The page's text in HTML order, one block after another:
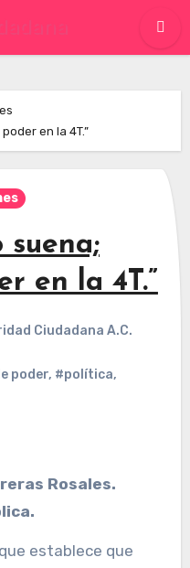
en la 4T.”
suena;
en la 4T.”
Ciudadana A.C.
poder, #política,
establece que